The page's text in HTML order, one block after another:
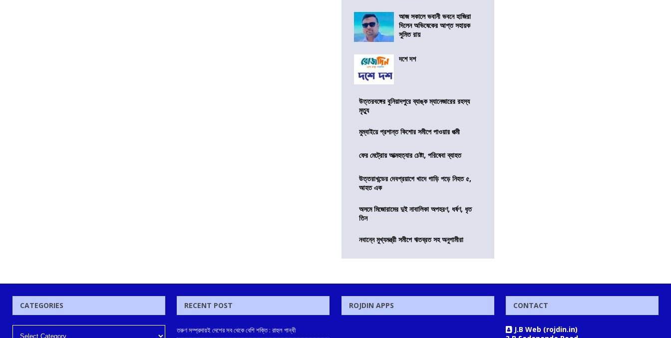
আজ সকালে ভবানী ভবনে হাজিরা
দিলেন অভিষেকের আপ্ত সহায়ক
সুমিত রায়
দশে দশ
উত্তরবঙ্গের বুনিয়াদপুরে ব্যাঙ্ক ম্যানেজারের রহস্য
মৃত্যু
মুম্বাইয়ে প্রশান্ত কিশোর সমীপে পাওয়ার পত্মী
ফের মেট্রোয় আত্মহত্যার চেষ্টা, পরিষেবা ব্যাহত
উত্তরাখন্ডের দেবপ্রয়াগে খাদে গাড়ি পড়ে নিহত ৫,
আহত এক
অসমে মিজোরামের দুই নাবালিকা অপহরণ, ধর্ষণ, ধৃত
তিন
নবান্নে মুখ্যমন্ত্রী সমীপে ঋতব্রত সহ অনুগামীরা
CATEGORIES RECENT POST
তরুণ সম্প্রদায়ই দেশের সব থেকে বেশি শক্তি : রাহুল গান্ধী
ROJDIN APPS CONTACT
J.B Web (rojdin.in)